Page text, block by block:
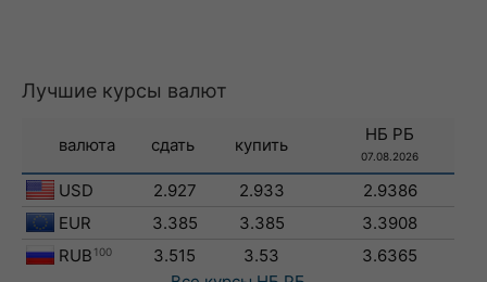
Лучшие курсы валют
валюта сдать купить
НБ РБ
07.08.2026
USD 2.927 2.933
2.9386
EUR
3.385 3.385
3.3908
RUB 100 3.515 3.53
3.6365